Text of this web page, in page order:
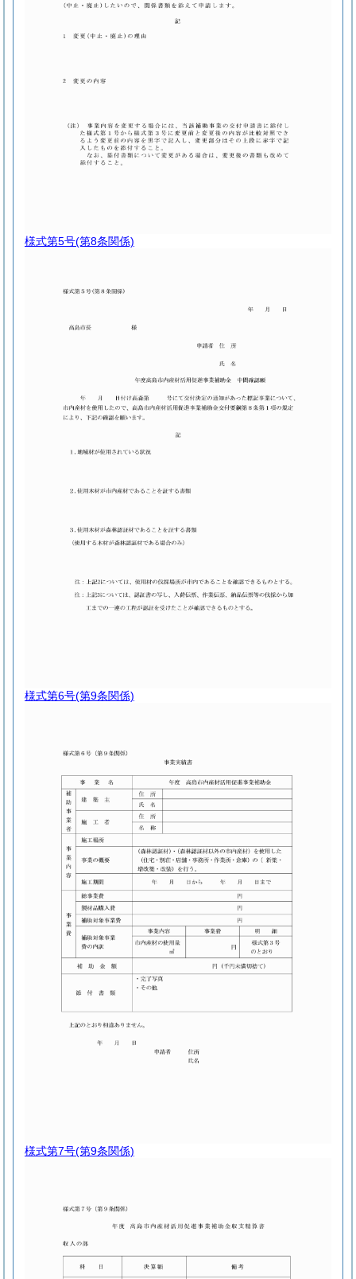
様式第5号(第8条関係)
様式第6号(第9条関係)
様式第7号(第9条関係)